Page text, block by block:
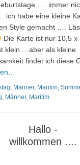
…. immer
ich habe eine kleine
Style gemacht ….
Die Karte ist nur 10,5
klein …aber als kleine
findet ich diese
, Männer, Maritim,
, Männer, Maritim
Hallo -
willkommen ....